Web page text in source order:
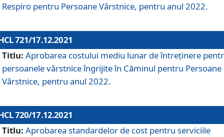
Respiro pentru Persoane Vârstnice, pentru anul 2022.
721/17.12.2021
Titlu: Aprobarea costului mediu lunar de întreţinere
persoanele vârstnice îngrijite în Căminul pentru Persoane
Vârstnice, pentru anul 2022.
720/17.12.2021
Titlu: Aprobarea standardelor de cost pentru serviciile